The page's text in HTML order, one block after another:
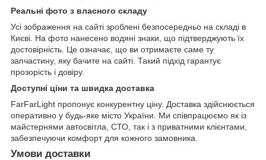
Реальні фото з власного складу
Усі зображення на сайті зроблені безпосередньо на складі в
Києві. На фото нанесено водяні знаки, що підтверджують їх
достовірність. Це означає, що ви отримаєте саме ту
запчастину, яку бачите на сайті. Такий підхід гарантує
прозорість і довіру.
Доступні ціни та швидка доставка
FarFarLight пропонує конкурентну ціну. Доставка здійснюється
оперативно у будь-яке місто України. Ми співпрацюємо як із
майстернями автосвітла, СТО, так і з приватними клієнтами,
забезпечуючи комфорт для кожного замовника.
Умови доставки